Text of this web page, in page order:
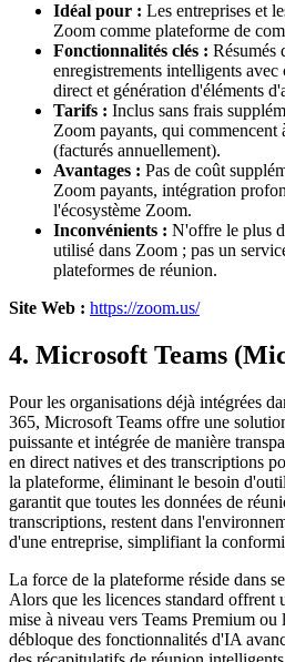
Idéal pour : Les entreprises et
Zoom comme plateforme de
Fonctionnalités clés : Résumés
enregistrements intelligents
direct et génération d'éléments
Tarifs : Inclus sans frais
Zoom payants, qui
(facturés annuellement).
Avantages : Pas de coût
Zoom payants, intégration
l'écosystème Zoom.
Inconvénients : N'offre le plus
utilisé dans Zoom ; pas un
plateformes de réunion.
Site Web : https://zoom.us/
4. Microsoft Teams
Pour les organisations déjà intégrées
365, Microsoft Teams offre une
puissante et intégrée de manière
en direct natives et des transcriptions
la plateforme, éliminant le besoin
garantit que toutes les données de
transcriptions, restent dans
d'une entreprise, simplifiant la
La force de la plateforme réside dans
Alors que les licences standard offrent
mise à niveau vers Teams Premium
débloque des fonctionnalités d'IA